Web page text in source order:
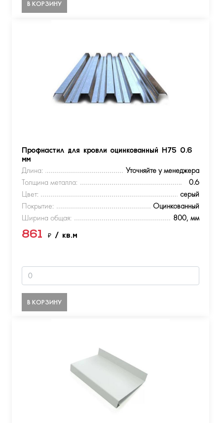
В КОРЗИНУ
Профнастил для кровли оцинкованный Н75 0.6
мм
Длина:
Уточняйте у менеджера
Толщина металла:
0.6
Цвет:
серый
Покрытие:
Оцинкованный
Ширина общая:
800, мм
861 ₽ / кв.м
В КОРЗИНУ